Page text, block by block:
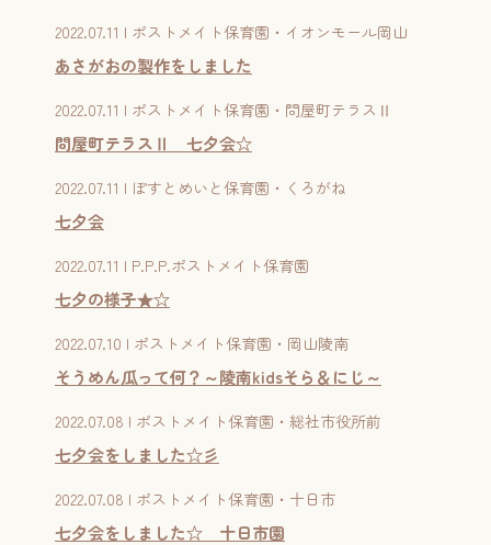
2022.07.11 | ポストメイト保育園・イオンモール岡山
あさがおの製作をしました
2022.07.11 | ポストメイト保育園・問屋町テラスⅡ
問屋町テラスⅡ 七夕会☆
2022.07.11 | ぽすとめいと保育園・くろがね
七夕会
2022.07.11 | P.P.P.ポストメイト保育園
七夕の様子★☆
2022.07.10 | ポストメイト保育園・岡山陵南
そうめん瓜って何？～陵南kidsそら＆にじ～
2022.07.08 | ポストメイト保育園・総社市役所前
七夕会をしました☆彡
2022.07.08 | ポストメイト保育園・十日市
七夕会をしました☆ 十日市園
入園案内
見学申込
利用者の声
お問い合わせ